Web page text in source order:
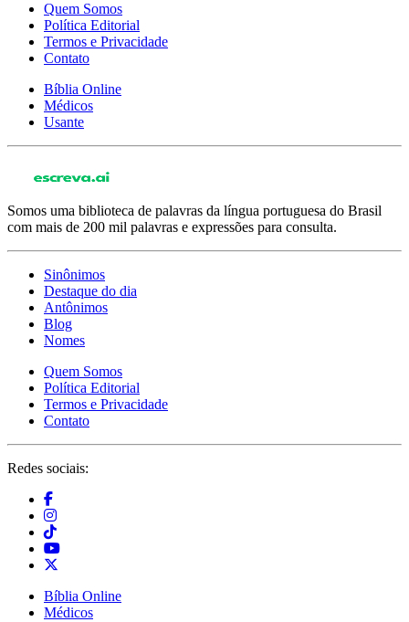
Quem Somos
Política Editorial
Termos e Privacidade
Contato
Bíblia Online
Médicos
Usante
Somos uma biblioteca de palavras da língua portuguesa do Brasil
com mais de 200 mil palavras e expressões para consulta.
Sinônimos
Destaque do dia
Antônimos
Blog
Nomes
Quem Somos
Política Editorial
Termos e Privacidade
Contato
Redes sociais:
Bíblia Online
Médicos